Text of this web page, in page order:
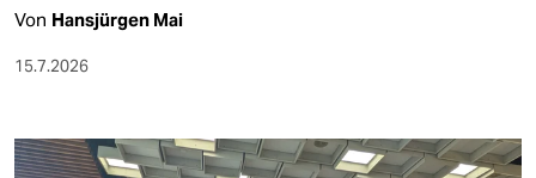
shop
fragen & hilfe
abo
Von Hansjürgen Mai
15.7.2026